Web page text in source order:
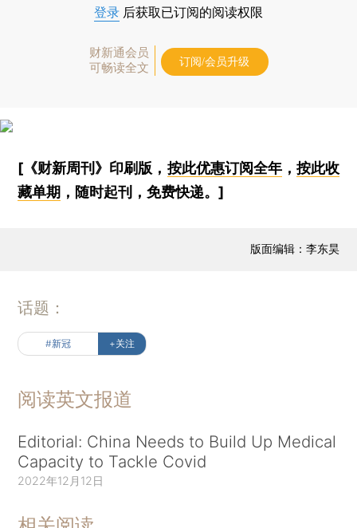
登录 后获取已订阅的阅读权限
财新通会员
可畅读全文
订阅/会员升级
[《财新周刊》印刷版， 按此优惠订阅全年， 按此收
藏单期 ，随时起刊，免费快递。]
版面编辑：李东昊
话题：
#新冠 +关注
阅读英文报道
Editorial: China Needs to Build Up Medical
Capacity to Tackle Covid
2022年12月12日